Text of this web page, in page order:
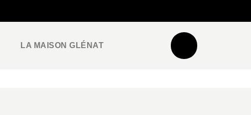
LA MAISON GLÉNAT